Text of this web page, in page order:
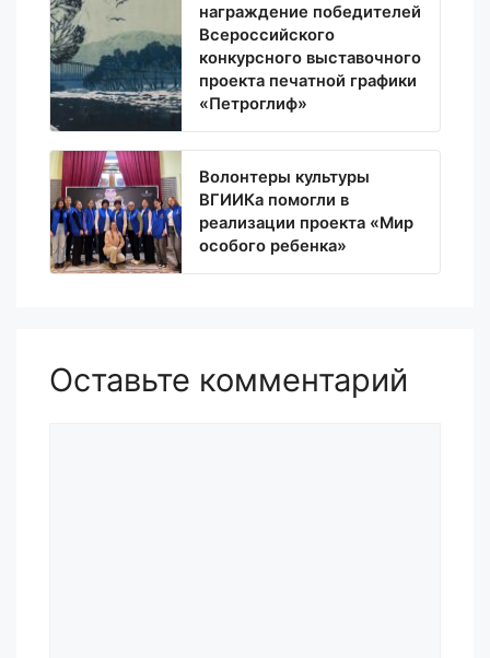
награждение победителей
Всероссийского
конкурсного выставочного
проекта печатной графики
«Петроглиф»
Волонтеры культуры
ВГИИКа помогли в
реализации проекта «Мир
особого ребенка»
Оставьте комментарий